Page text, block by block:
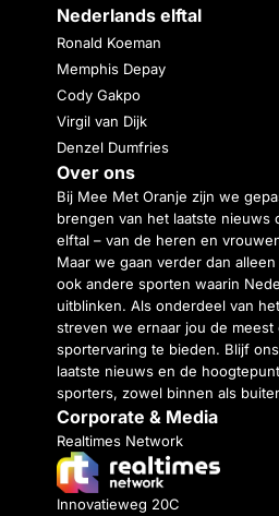
Nederlands elftal
Ronald Koeman
Memphis Depay
Cody Gakpo
Virgil van Dijk
Denzel Dumfries
Over ons
Bij Mee Met Oranje zijn we
brengen van het laatste nieuws
elftal – van de heren en
Maar we gaan verder dan
ook andere sporten waarin
uitblinken. Als onderdeel van
streven we ernaar jou de meest
sportervaring te bieden. Blijf
laatste nieuws en de
sporters, zowel binnen als
Corporate & Media
Realtimes Network
Innovatieweg 20C